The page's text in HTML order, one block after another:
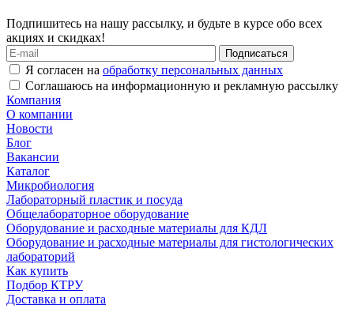
Подпишитесь на нашу рассылку, и будьте в курсе обо всех
акциях и скидках!
Я согласен на обработку персональных данных
Соглашаюсь на информационную и рекламную рассылку
Компания
О компании
Новости
Блог
Вакансии
Каталог
Микробиология
Лабораторный пластик и посуда
Общелабораторное оборудование
Оборудование и расходные материалы для КДЛ
Оборудование и расходные материалы для гистологических
лабораторий
Как купить
Подбор КТРУ
Доставка и оплата